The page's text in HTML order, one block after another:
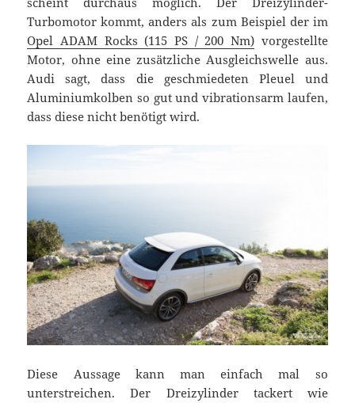
Turbomotor kommt, anders als zum Beispiel der im
Opel ADAM Rocks (115 PS / 200 Nm)vorgestellte
Motor, ohne eine zusätzliche Ausgleichswelle aus.
Audi sagt, dass die geschmiedeten Pleuel und
Aluminiumkolben so gut und vibrationsarm laufen,
dass diese nicht benötigt wird.
Diese Aussage kann man einfach mal so
unterstreichen. Der Dreizylinder tackert wie